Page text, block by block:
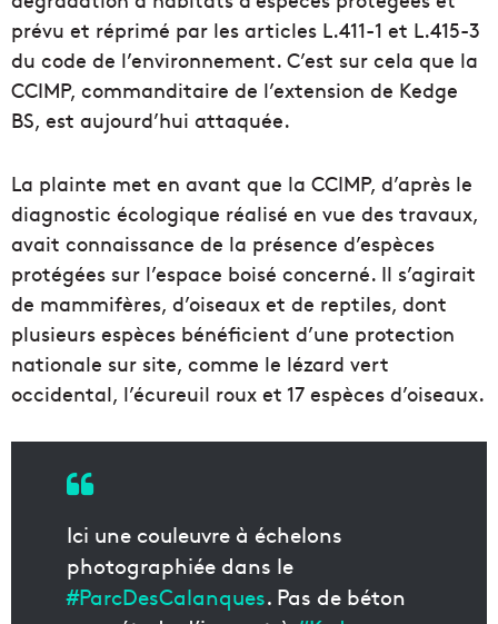
prévu et réprimé par les articles L.411-1 et L.415-3
du code de l’environnement. C’est sur cela que la
CCIMP, commanditaire de l’extension de Kedge
BS, est aujourd’hui attaquée.
La plainte met en avant que la CCIMP, d’après le
diagnostic écologique réalisé en vue des travaux,
avait connaissance de la présence d’espèces
protégées sur l’espace boisé concerné. Il s’agirait
de mammifères, d’oiseaux et de reptiles, dont
plusieurs espèces bénéficient d’une protection
nationale sur site, comme le lézard vert
occidental, l’écureuil roux et 17 espèces d’oiseaux.
Ici une couleuvre à échelons
photographiée dans le
#ParcDesCalanques. Pas de béton